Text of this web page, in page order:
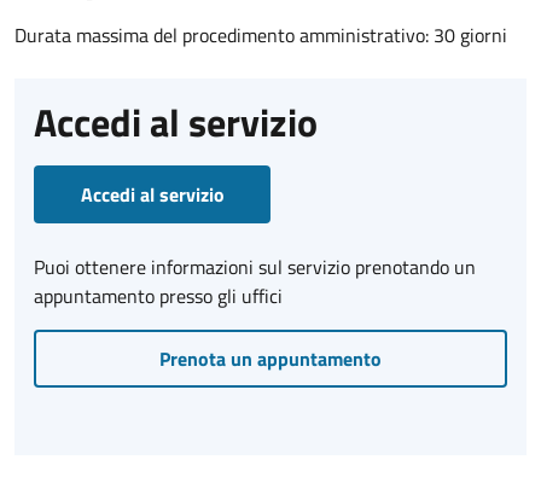
Durata massima del procedimento amministrativo: 30 giorni
Accedi al servizio
Accedi al servizio
Puoi ottenere informazioni sul servizio prenotando un
appuntamento presso gli uffici
Prenota un appuntamento